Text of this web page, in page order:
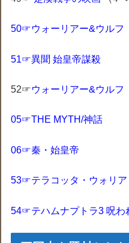
50☞ウォーリアー&ウルフ
51☞異聞 始皇帝謀殺
52☞ウォーリアー&ウルフ
05☞THE MYTH/神話
06☞秦・始皇帝
53☞テラコッタ・ウォリア
54☞テハムナプトラ3 呪わ